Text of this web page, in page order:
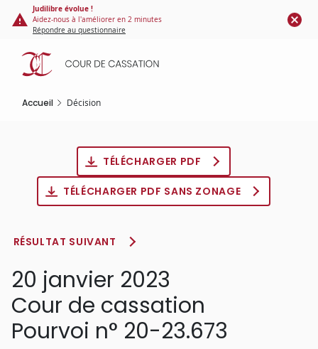
Panneau de gestion des cookies
contenu
principal
Judilibre évolue !
Aidez-nous à l'améliorer en 2 minutes
Répondre au questionnaire
Accueil Décision
TÉLÉCHARGER PDF
TÉLÉCHARGER PDF SANS ZONAGE
RÉSULTAT SUIVANT
20 janvier 2023
Cour de cassation
Pourvoi n° 20-23.673